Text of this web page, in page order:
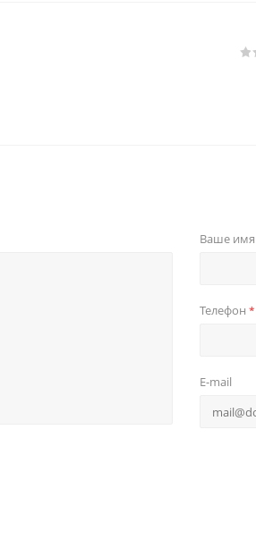
Ваше имя
Телефон *
E-mail